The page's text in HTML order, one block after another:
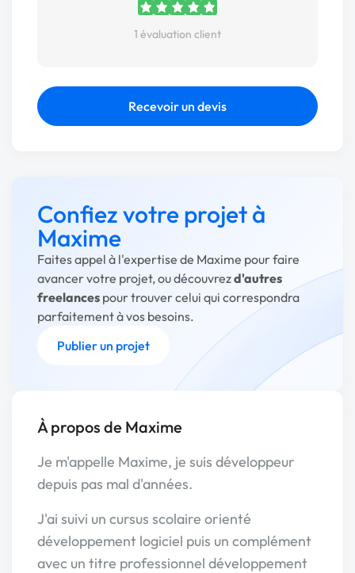
1 évaluation client
Recevoir un devis
Confiez votre projet à
Maxime
Faites appel à l'expertise de Maxime pour faire
avancer votre projet, ou découvrezd'autres
freelances pour trouver celui qui correspondra
parfaitement à vos besoins.
Publier un projet
À propos de Maxime
Je m'appelle Maxime, je suis développeur
depuis pas mal d'années.
J'ai suivi un cursus scolaire orienté
développement logiciel puis un complément
avec un titre professionnel développement